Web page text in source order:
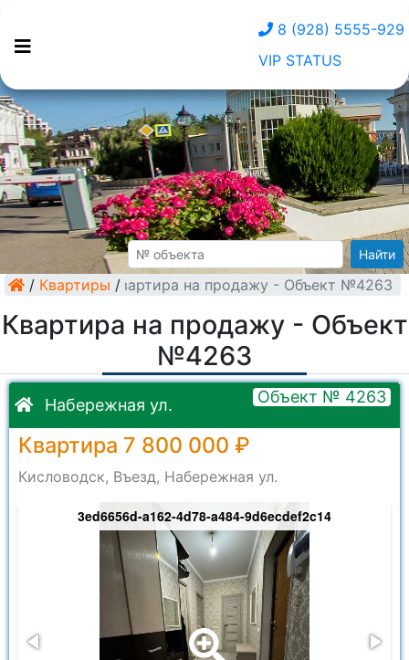
8 (928) 5555-929
VIP STATUS
Найти
/ Квартиры /
Квартира на продажу - Объект №4263
Квартира на продажу - Объект
№4263
Набережная ул. Объект № 4263
Квартира 7 800 000 ₽
Кисловодск, Въезд, Набережная ул.
3ed6656d-a162-4d78-a484-9d6ecdef2c14